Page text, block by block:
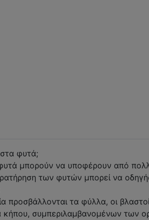
φυτά;
μπορούν να υποφέρουν από
των φυτών μπορεί να
προσβάλλονται τα φύλλα, οι
συμπεριλαμβανομένων των